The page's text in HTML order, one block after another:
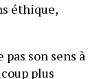
éthique,
son sens à
plus